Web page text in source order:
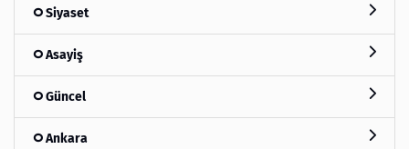
Siyaset
Asayiş
Güncel
Ankara